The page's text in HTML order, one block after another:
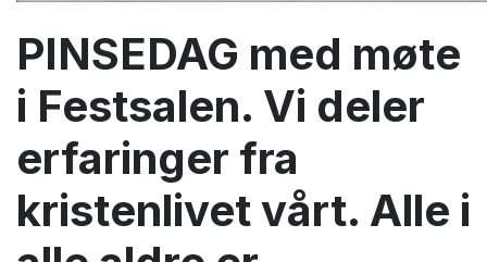
PINSEDAG med møte
i Festsalen. Vi deler
erfaringer fra
kristenlivet vårt. Alle i